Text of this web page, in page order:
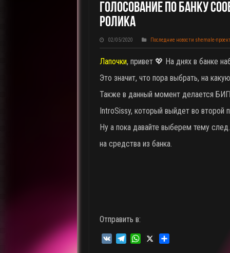
Голосование По Банку
Ролика
02/05/2020 Последние новости shemale-
Лапочки, привет 💖 На днях в банке
Это значит, что пора выбрать, на
Также в данный момент делается
IntroSissy, который выйдет во второй
Ну а пока давайте выберем тему
на средства из банка.
Отправить в: